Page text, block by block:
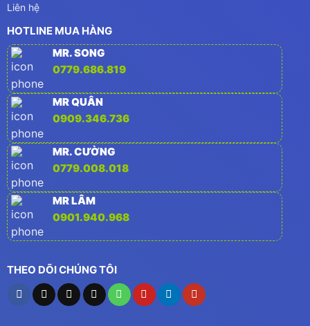
Liên hệ
HOTLINE MUA HÀNG
MR. SONG
0779.686.819
MR QUÂN
0909.346.736
MR. CƯỜNG
0779.008.018
MR LÂM
0901.940.968
THEO DÕI CHÚNG TÔI